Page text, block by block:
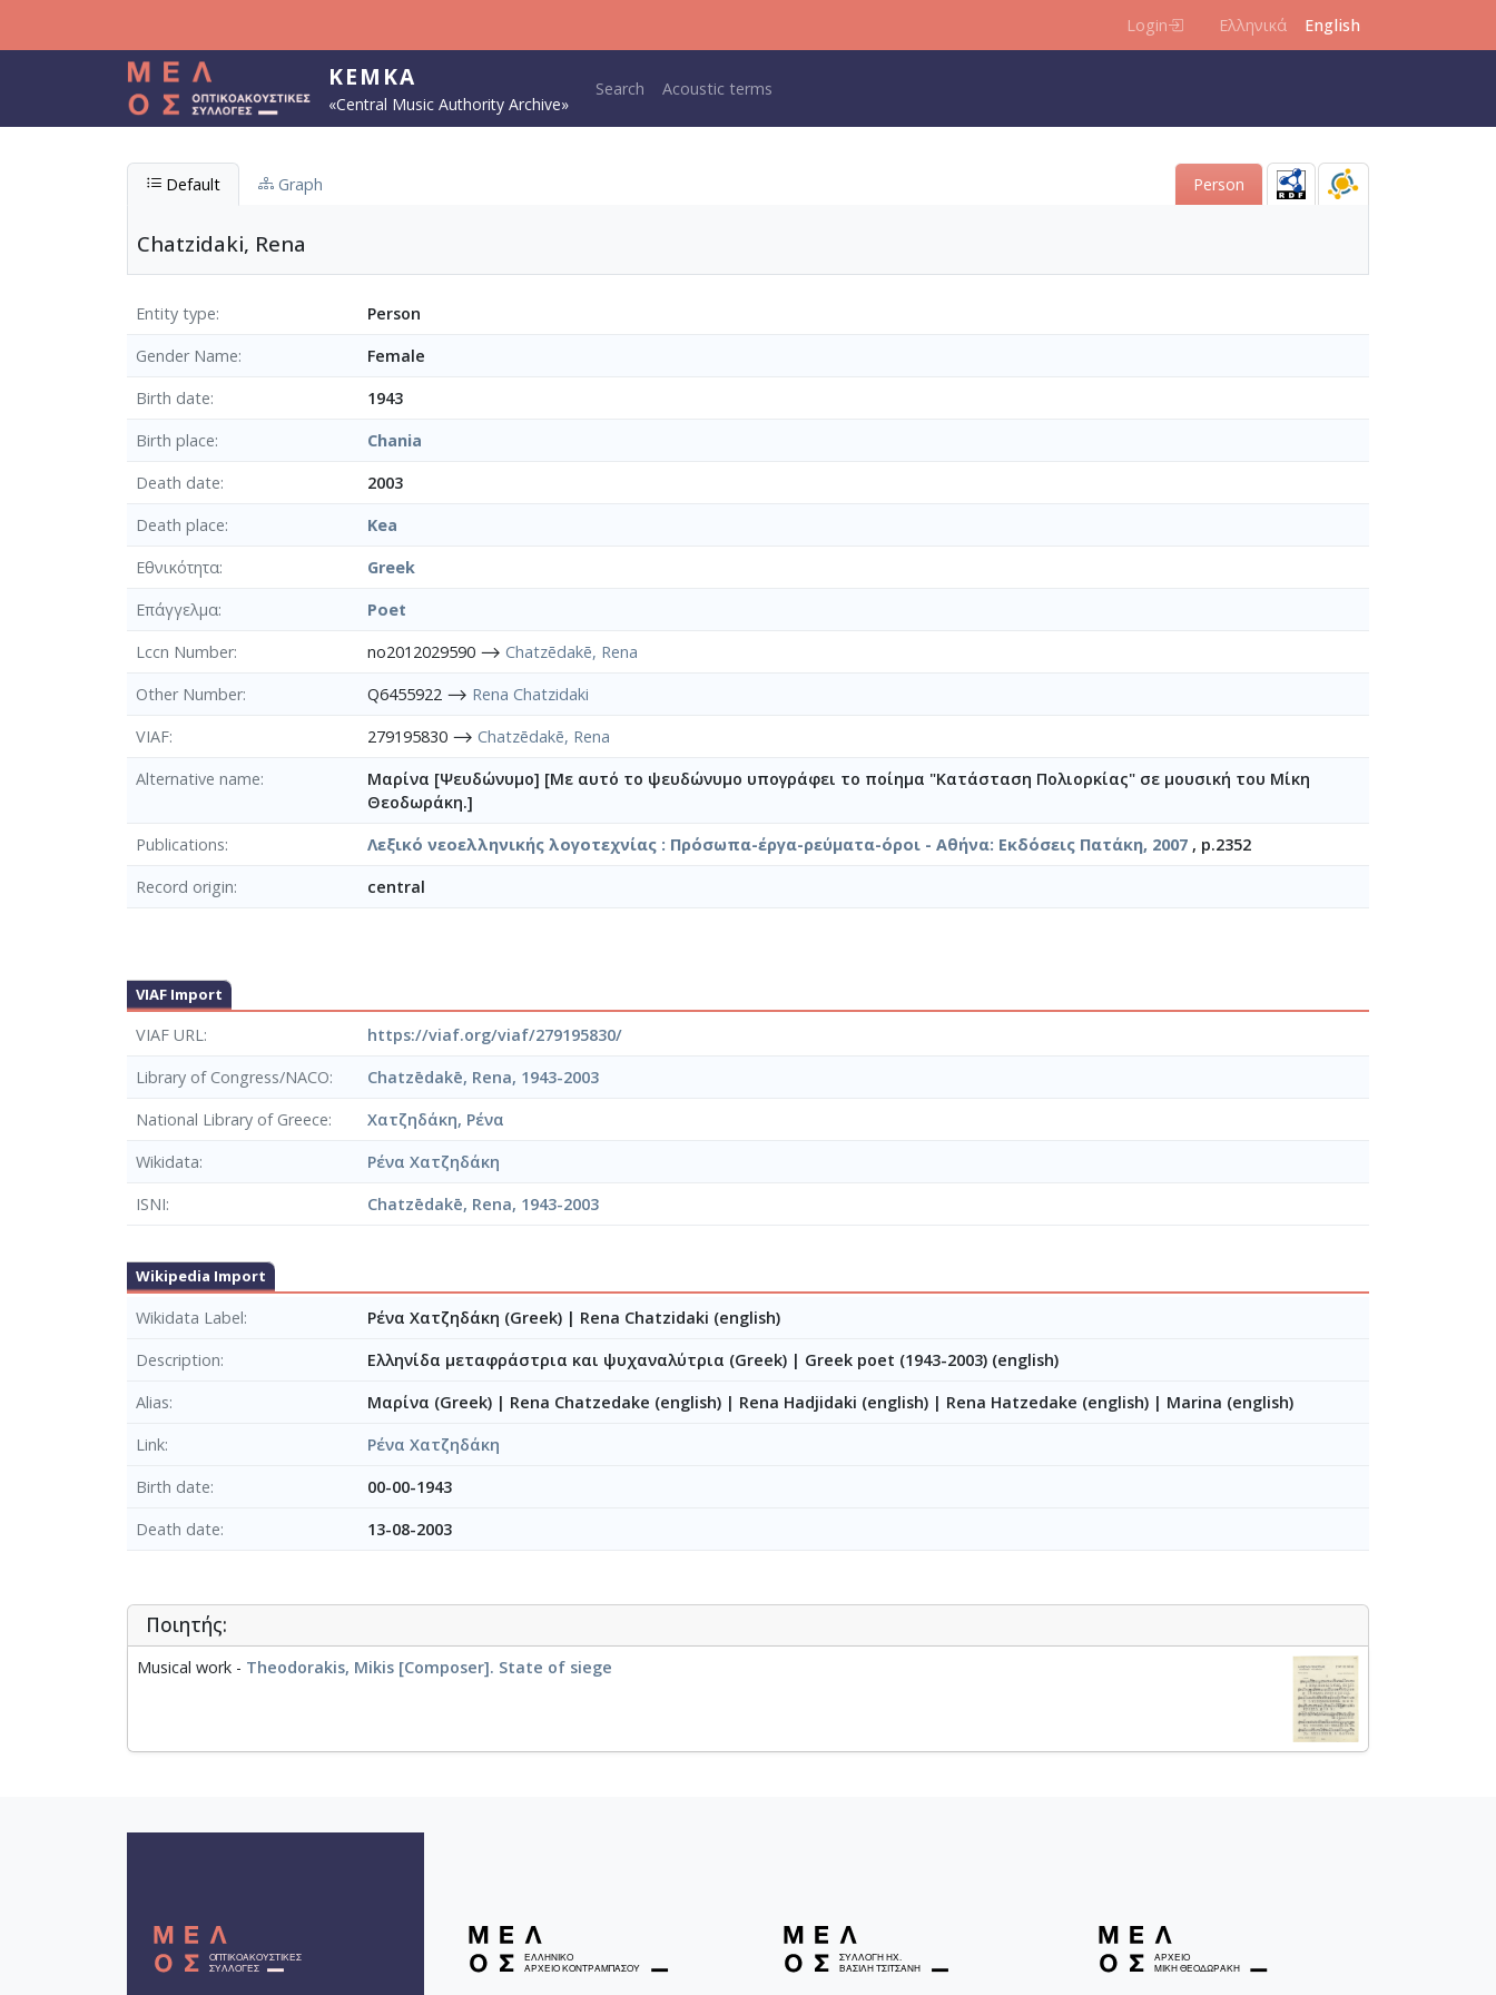
Login Ελληνικά English
KEMKA
«Central Music Authority Archive»
Main navigation
Search Acoustic terms
Default Graph Person
Chatzidaki, Rena
Entity type
Person
Gender Name
Female
Birth date
1943
Birth place
Chania
Death date
2003
Death place
Kea
Εθνικότητα
Greek
Επάγγελμα
Poet
Lccn Number
no2012029590 ⟶ Chatzēdakē, Rena
Other Number
Q6455922 ⟶ Rena Chatzidaki
VIAF
279195830 ⟶ Chatzēdakē, Rena
Alternative name
Μαρίνα [Ψευδώνυμο] [Με αυτό το ψευδώνυμο υπογράφει το ποίημα "Κατάσταση Πολιορκίας" σε μουσική του Μίκη
Θεοδωράκη.]
Publications
Λεξικό νεοελληνικής λογοτεχνίας : Πρόσωπα-έργα-ρεύματα-όροι - Αθήνα: Εκδόσεις Πατάκη, 2007 , p.2352
Record origin
central
VIAF Import
VIAF URL
https://viaf.org/viaf/279195830/
Library of Congress/NACO
Chatzēdakē, Rena, 1943-2003
National Library of Greece
Χατζηδάκη, Ρένα
Wikidata
Ρένα Χατζηδάκη
ISNI
Chatzēdakē, Rena, 1943-2003
Wikipedia Import
Wikidata Label Ρένα Χατζηδάκη (Greek) | Rena Chatzidaki (english)
Description
Ελληνίδα μεταφράστρια και ψυχαναλύτρια (Greek) | Greek poet (1943-2003) (english)
Alias
Μαρίνα (Greek) | Rena Chatzedake (english) | Rena Hadjidaki (english) | Rena Hatzedake (english) | Marina (english)
Link
Ρένα Χατζηδάκη
Birth date
00-00-1943
Death date
13-08-2003
Ποιητής:
Musical work - Theodorakis, Mikis [Composer]. State of siege